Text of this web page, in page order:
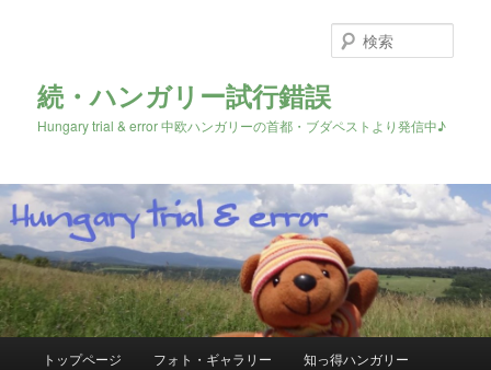
続・ハンガリー試行錯誤
Hungary trial & error 中欧ハンガリーの首都・ブダペストより発信中♪
索
メ
サ
トップページ フォト・ギャラリー 知っ得ハンガリー